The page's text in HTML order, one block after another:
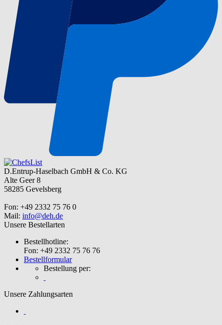
D.Entrup-Haselbach GmbH & Co. KG
Alte Geer 8
58285 Gevelsberg
Fon: +49 2332 75 76 0
Mail: info@deh.de
Unsere Bestellarten
Bestellhotline:
Fon: +49 2332 75 76 76
Bestellformular
Bestellung per:
Unsere Zahlungsarten